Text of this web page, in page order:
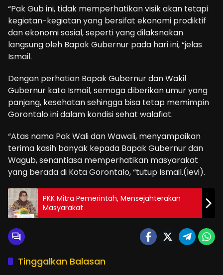
“Pak Gub ini, tidak memperhatikan visik akan tetapi
kegiatan-kegiatan yang bersifat ekonomi prodiktif
dan ekonomi sosial, seperti yang dilaksnakan
langsung oleh Bapak Gubernur pada hari ini, “jelas
Ismail.
Dengan perhatian Bapak Gubernur dan Wakil
Gubernur kata Ismail, semoga diberikan umur yang
panjang, kesehatan sehingga bisa tetap memimpin
Gorontalo ini dalam kondisi sehat walafiat.
“Atas nama Pak Wali dan Wawali, menyampaikan
terima kasih banyak kepada Bapak Gubernur dan
Wagub, senantiasa memperhatikan masyarakat
yang berada di Kota Gorontalo, “tutup Ismail.(levi).
PKK Mitra Pemerintah, Mensejahterakan
Masyarakat
Tinggalkan Balasan